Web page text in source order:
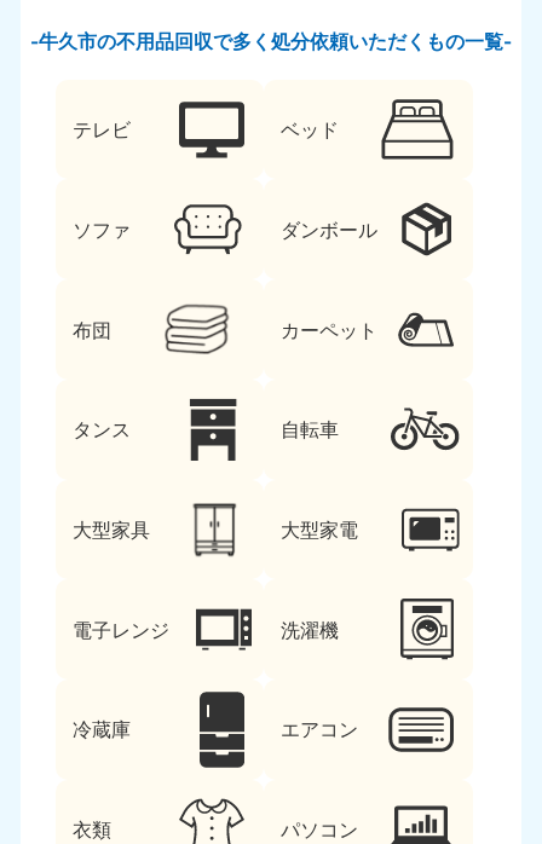
牛久市の不用品回収で多く処分依頼いただくもの一覧
テレビ ベッド
ソファ ダンボール
布団 カーペット
タンス 自転車
大型家具 大型家電
電子レンジ 洗濯機
冷蔵庫 エアコン
衣類 パソコン